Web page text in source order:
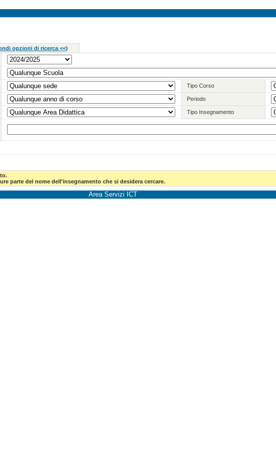
opzioni di ricerca <<)
Tipo Corso
Periodo
Tipo Insegnamento
parte del nome dell'insegnamento che si desidera cercare.
Area Servizi ICT